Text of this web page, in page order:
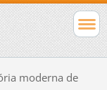
moderna de